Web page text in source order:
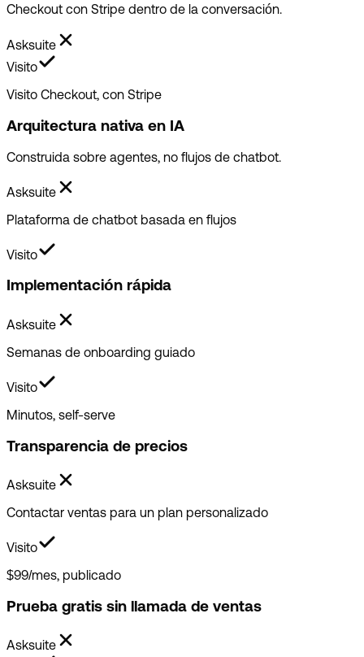
Checkout con Stripe dentro de la conversación.
Asksuite
Visito
Visito Checkout, con Stripe
Arquitectura nativa en IA
Construida sobre agentes, no flujos de chatbot.
Asksuite
Plataforma de chatbot basada en flujos
Visito
Implementación rápida
Asksuite
Semanas de onboarding guiado
Visito
Minutos, self-serve
Transparencia de precios
Asksuite
Contactar ventas para un plan personalizado
Visito
$99/mes, publicado
Prueba gratis sin llamada de ventas
Asksuite